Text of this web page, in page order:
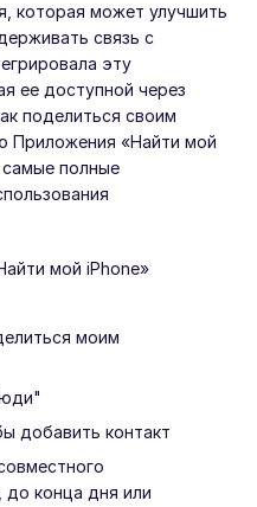
которая может улучшить
связь с
эту
ее доступной через
поделиться своим
Приложения «Найти мой
самые полные
мой iPhone»
моим
добавить контакт
до конца дня или